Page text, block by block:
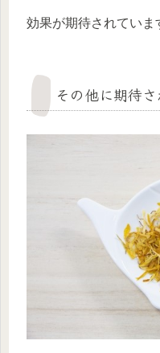
効果が期待されていま
その他に期待